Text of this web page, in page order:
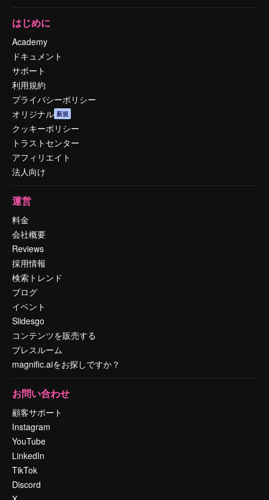
はじめに
Academy
ドキュメント
サポート
利用規約
プライバシーポリシー
オリジナル 新規
クッキーポリシー
トラストセンター
アフィリエイト
法人向け
運営
料金
会社概要
Reviews
採用情報
検索トレンド
ブログ
イベント
Slidesgo
コンテンツを販売する
プレスルーム
magnific.aiをお探しですか？
お問い合わせ
顧客サポート
Instagram
YouTube
LinkedIn
TikTok
Discord